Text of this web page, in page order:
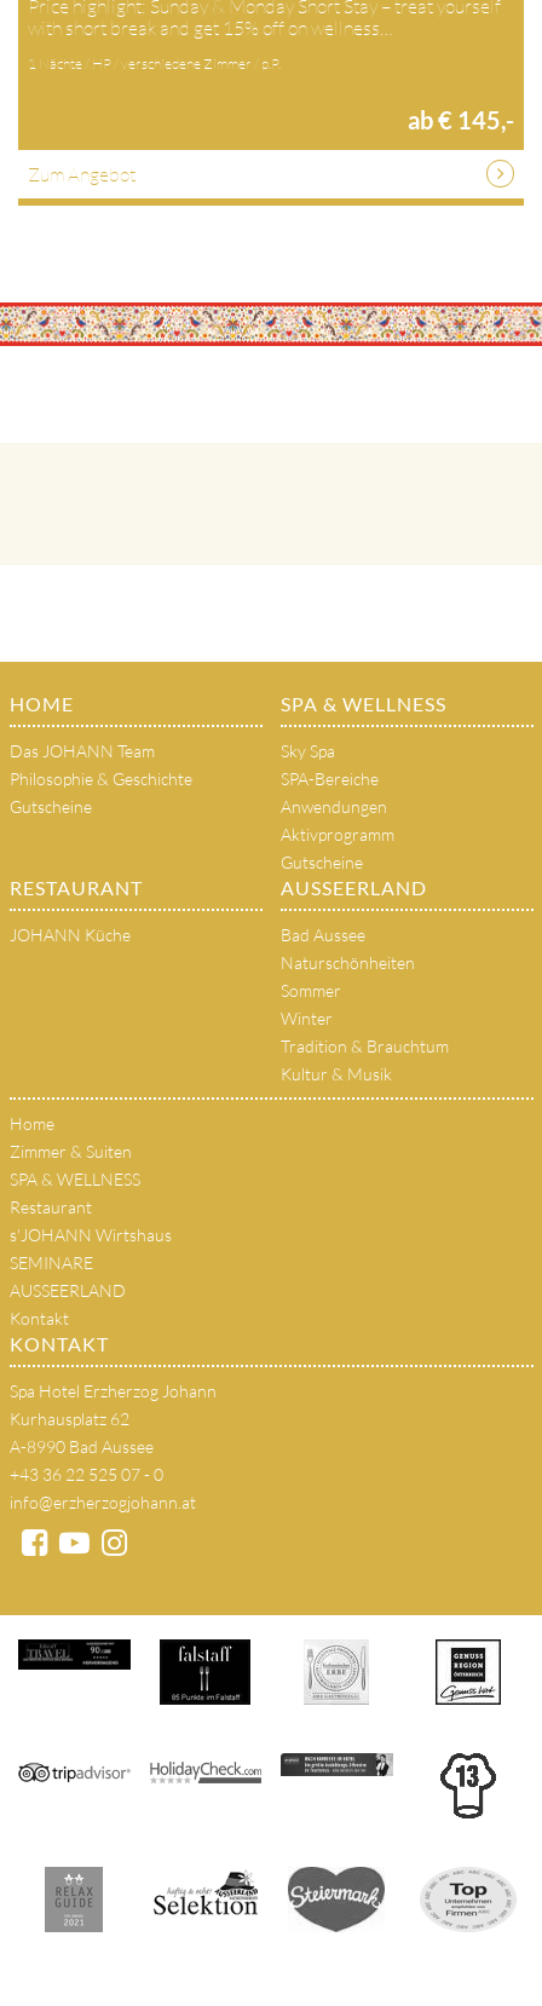
Price highlight: Sunday & Monday Short Stay – treat yourself
with short break and get 15% off on wellness…
1 Nächte / HP / verschiedene Zimmer / p.P.
ab € 145,-
Zum Angebot
HOME
Das JOHANN Team
Philosophie & Geschichte
Gutscheine
SPA & WELLNESS
Sky Spa
SPA-Bereiche
Anwendungen
Aktivprogramm
Gutscheine
RESTAURANT
JOHANN Küche
AUSSEERLAND
Bad Aussee
Naturschönheiten
Sommer
Winter
Tradition & Brauchtum
Kultur & Musik
Home
Zimmer & Suiten
SPA & WELLNESS
Restaurant
s'JOHANN Wirtshaus
SEMINARE
AUSSEERLAND
Kontakt
KONTAKT
Spa Hotel Erzherzog Johann
Kurhausplatz 62
A-8990 Bad Aussee
+43 36 22 525 07 - 0
info@erzherzogjohann.at